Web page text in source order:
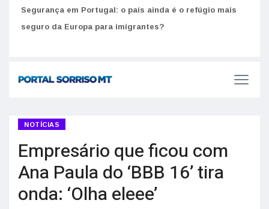
Segurança em Portugal: o país ainda é o refúgio mais
Como usar a nota do ENEM 2026 para estudar nas
melhores universidades de Portugal
NOTÍCIAS
Empresário que ficou com
Ana Paula do ‘BBB 16’ tira
onda: ‘Olha eleee’